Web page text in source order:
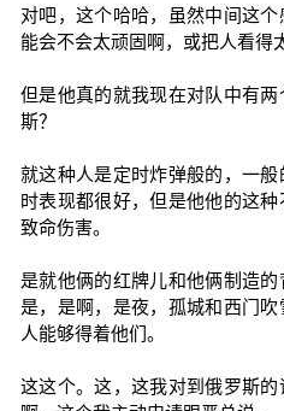
对吧，这个哈哈，虽然中间这
能会不会太顽固啊，或把人看得
但是他真的就我现在对队中有
斯？
就这种人是定时炸弹般的，一
时表现都很好，但是他他的这
致命伤害。
是就他俩的红牌儿和他俩制造
是，是啊，是夜，孤城和西门
人能够得着他们。
这这个。这，这我对到俄罗斯